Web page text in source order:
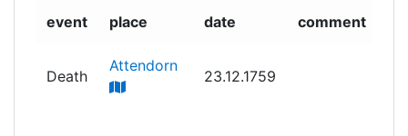
event place date comment
Death
Attendorn
23.12.1759